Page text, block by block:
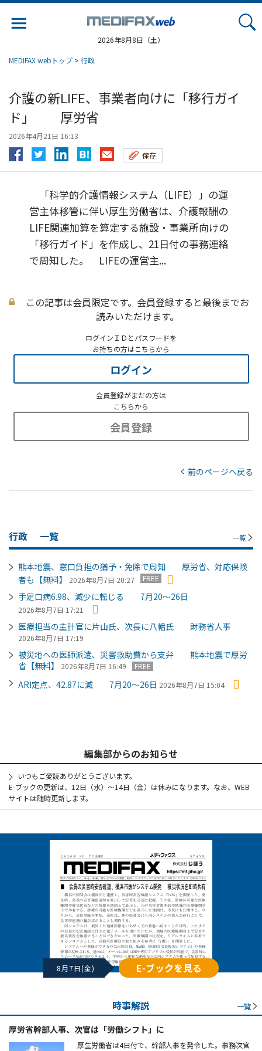
2026年8月8日（土）
MEDIFAX webトップ > 行政
介護の新LIFE、事業者向けに「移行ガイ
ド」 厚労省
2026年4月21日 16:13
保存
「科学的介護情報システム（LIFE）」の運
営主体移管に伴い厚生労働省は、介護報酬の
LIFE関連加算を算定する施設・事業所向けの
「移行ガイド」を作成し、21日付の事務連絡
で周知した。 LIFEの運営主...
この記事は会員限定です。会員登録すると最後までお
読みいただけます。
ログインＩＤとパスワードを
お持ちの方はこちらから
ログイン
会員登録がまだの方は
こちらから
会員登録
前のページへ戻る
行政 一覧 一覧
熊本地震、窓口負担の猶予・免除で周知 厚労省、対応保険
者も【無料】
2026年8月7日 20:27 FREE
手足口病6.98、減少に転じる 7月20～26日
2026年8月7日 17:21
医療担当の主計官に片山氏、次長に八幡氏 財務省人事
2026年8月7日 17:19
被災地への医師派遣、災害救助費から支弁 熊本地震で厚労
省【無料】
2026年8月7日 16:49 FREE
ARI定点、42.87に減 7月20～26日 2026年8月7日 15:04
編集部からのお知らせ
いつもご愛読ありがとうございます。
E-ブックの更新は、12日（水）～14日（金）は休みになります。なお、WEB
サイトは随時更新します。
8月7日(金) E-ブックを見る
時事解説 一覧
厚労省幹部人事、次官は「労働シフト」に
厚生労働省は4日付で、幹部人事を発令した。事務次官